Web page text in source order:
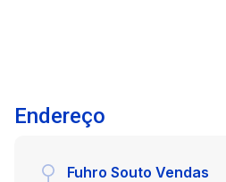
Endereço
Fuhro Souto Vendas